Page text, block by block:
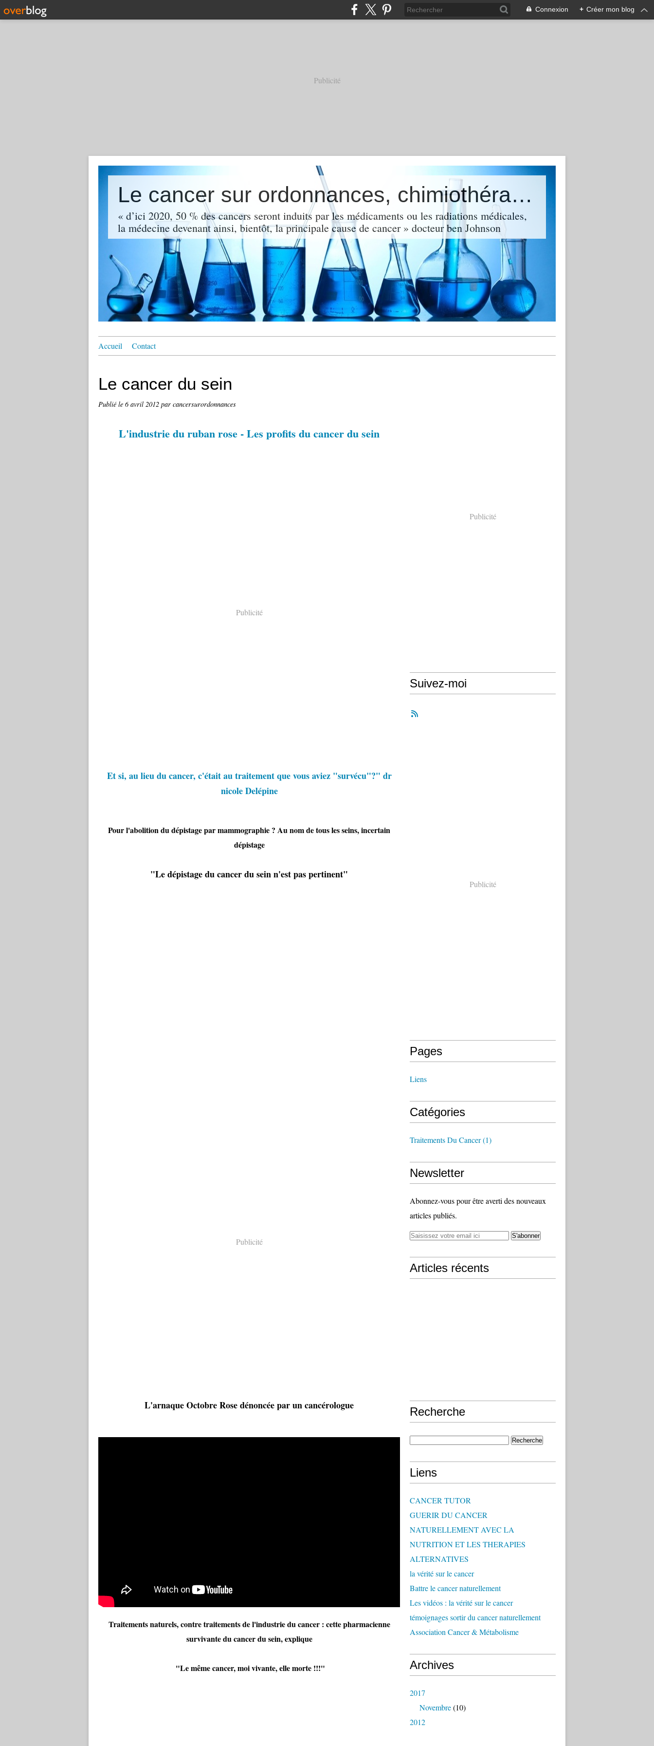
Connexion + Créer mon blog
Publicité
Le cancer sur ordonnances, chimiothérapies, radiothérapie et solutions alternatives naturelles
« d’ici 2020, 50 % des cancers seront induits par les médicaments ou les radiations médicales,
la médecine devenant ainsi, bientôt, la principale cause de cancer » docteur ben Johnson
Accueil Contact
Le cancer du sein
Publié le 6 avril 2012 par cancersurordonnances
L'industrie du ruban rose - Les profits du cancer du sein
Publicité
Et si, au lieu du cancer, c'était au traitement que vous aviez "survécu"?" dr
nicole Delépine
Pour l'abolition du dépistage par mammographie ? Au nom de tous les seins, incertain
dépistage
"Le dépistage du cancer du sein n'est pas pertinent"
Publicité
L'arnaque Octobre Rose dénoncée par un cancérologue
Traitements naturels, contre traitements de l'industrie du cancer : cette pharmacienne
survivante du cancer du sein, explique
"Le même cancer, moi vivante, elle morte !!!"
Publicité
Suivez-moi
Publicité
Pages
Liens
Catégories
Traitements Du Cancer(1)
Newsletter
Abonnez-vous pour être averti des nouveaux
articles publiés.
Articles récents
Recherche
Liens
CANCER TUTOR
GUERIR DU CANCER
NATURELLEMENT AVEC LA
NUTRITION ET LES THERAPIES
ALTERNATIVES
la vérité sur le cancer
Battre le cancer naturellement
Les vidéos : la vérité sur le cancer
témoignages sortir du cancer naturellement
Association Cancer & Métabolisme
Archives
2017
Novembre(10)
2012